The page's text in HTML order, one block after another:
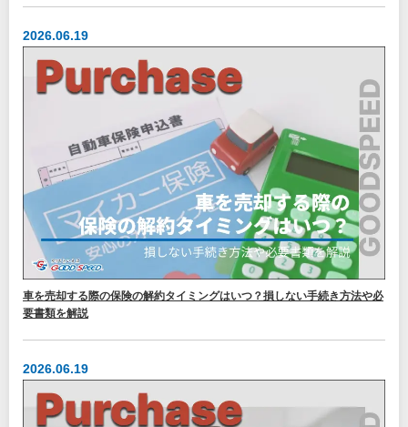
2026.06.19
車を売却する際の保険の解約タイミングはいつ？損しない手続き方法や必
要書類を解説
2026.06.19